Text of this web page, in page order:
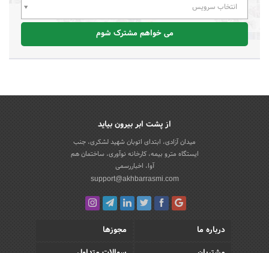
انتخاب سرویس
می خواهم مشترک شوم
از پشت ابر بیرون بیاید
میدان آزادی، ابتدای اتوبان شهید لشکری، جنب
ایستگاه مترو بیمه، کارخانه نوآوری، ساختمان هم
آوا، اخباررسمی
support@akhbarrasmi.com
درباره ما
مجوزها